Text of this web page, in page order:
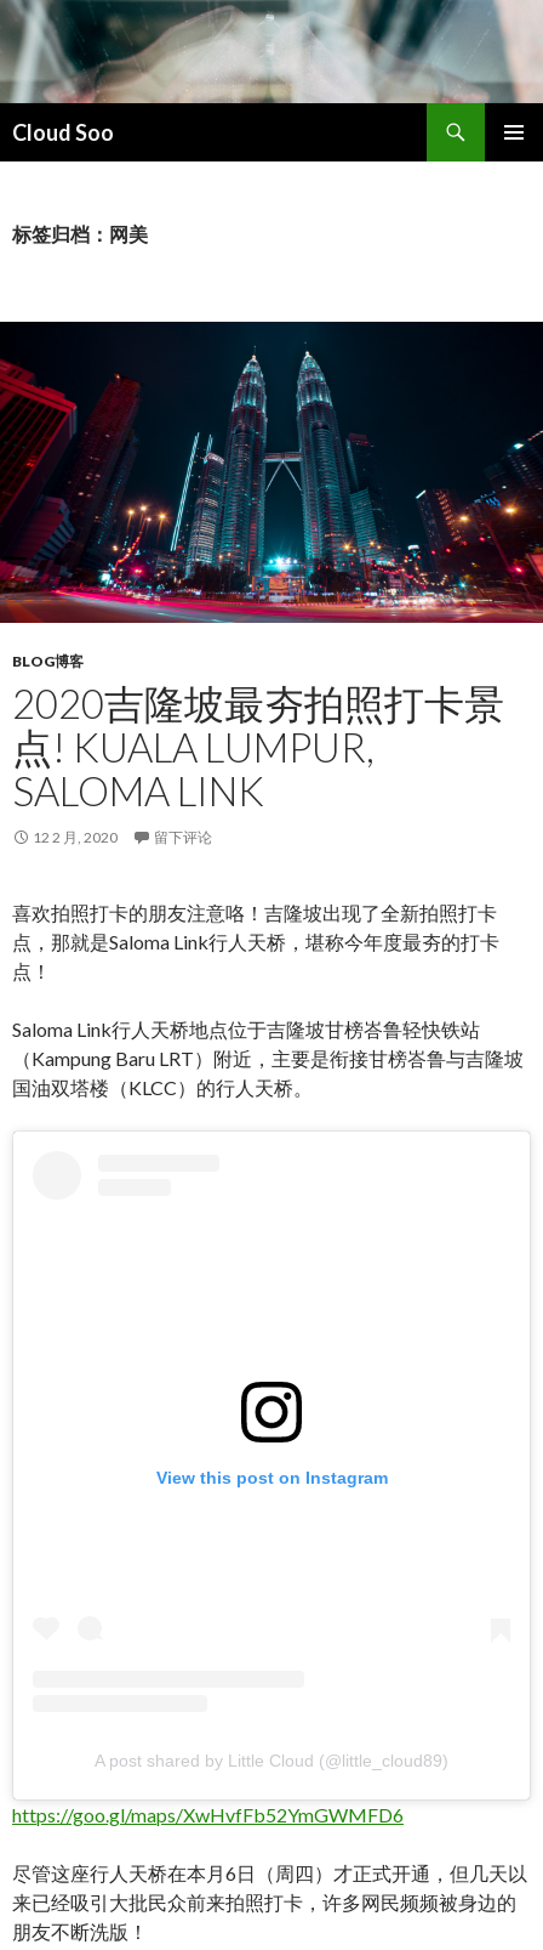
Cloud Soo
索
文
标签归档：网美
BLOG博客
2020吉隆坡最夯拍照打卡景
点! KUALA LUMPUR,
SALOMA LINK
12 2 月, 2020 留下评论
喜欢拍照打卡的朋友注意咯！吉隆坡出现了全新拍照打卡
点，那就是Saloma Link行人天桥，堪称今年度最夯的打卡
点！
Saloma Link行人天桥地点位于吉隆坡甘榜峇鲁轻快铁站
（Kampung Baru LRT）附近，主要是衔接甘榜峇鲁与吉隆坡
国油双塔楼（KLCC）的行人天桥。
View this post on Instagram
A post shared by Little Cloud (@little_cloud89)
https://goo.gl/maps/XwHvfFb52YmGWMFD6
尽管这座行人天桥在本月6日（周四）才正式开通，但几天以
来已经吸引大批民众前来拍照打卡，许多网民频频被身边的
朋友不断洗版！